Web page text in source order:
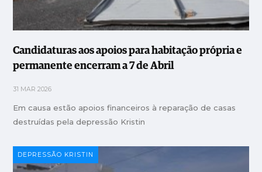
Candidaturas aos apoios para habitação própria e
permanente encerram a 7 de Abril
31 MAR 2026
Em causa estão apoios financeiros à reparação de casas
destruídas pela depressão Kristin
DEPRESSÃO KRISTIN